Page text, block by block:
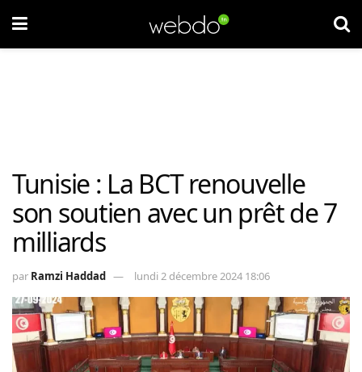
Tunisie : La BCT renouvelle
son soutien avec un prêt de 7
milliards
par Ramzi Haddad lundi 2 décembre 2024 18:06